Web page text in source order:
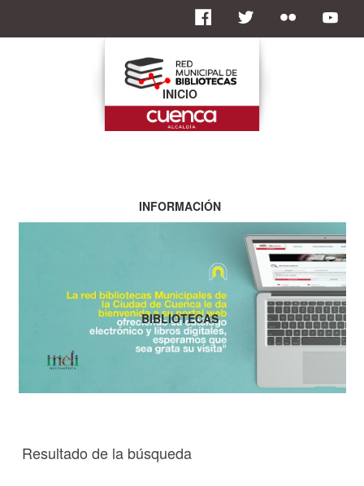
Resultado de la búsqueda
INICIO
INFORMACIÓN
BIBLIOTECAS